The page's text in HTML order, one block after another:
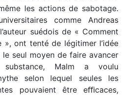
les actions de sabotage.
comme Andreas
suédois de « Comment
», ont tenté de légitimer l’idée
seul moyen de faire avancer
Malm a voulu
selon lequel seules les
pouvaient être eﬃcaces,